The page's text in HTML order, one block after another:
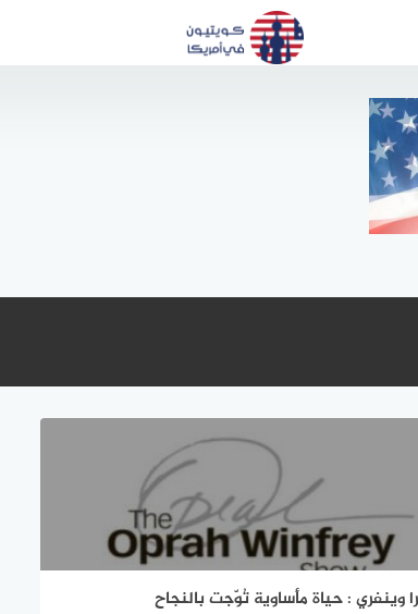
وينفري : حياة مأساوية تُوّجت بالنجاح